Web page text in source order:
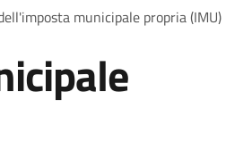
municipale propria (IMU)